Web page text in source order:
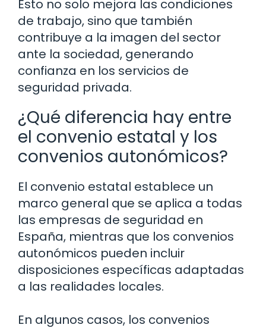
Esto no solo mejora las condiciones
de trabajo, sino que también
contribuye a la imagen del sector
ante la sociedad, generando
confianza en los servicios de
seguridad privada.
¿Qué diferencia hay entre
el convenio estatal y los
convenios autonómicos?
El convenio estatal establece un
marco general que se aplica a todas
las empresas de seguridad en
España, mientras que los convenios
autonómicos pueden incluir
disposiciones específicas adaptadas
a las realidades locales.
En algunos casos, los convenios